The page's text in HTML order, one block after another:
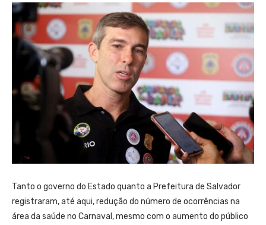
Tanto o governo do Estado quanto a Prefeitura de Salvador
registraram, até aqui, redução do número de ocorrências na
área da saúde no Carnaval, mesmo com o aumento do público